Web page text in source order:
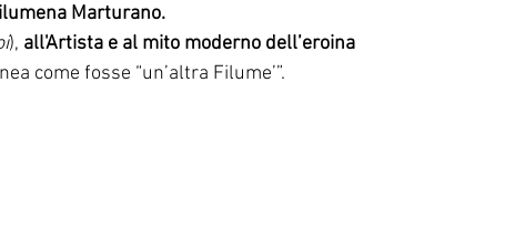
Marturano.
), all'Artista e al mito moderno dell’eroina
come fosse “un’altra Filume’”.